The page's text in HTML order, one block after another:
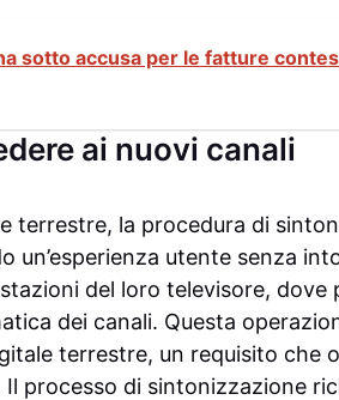
sotto accusa per le fatture
ai nuovi canali
terrestre, la procedura di
un’esperienza utente senza
del loro televisore,
dei canali. Questa
terrestre, un requisito che
processo di sintonizzazione